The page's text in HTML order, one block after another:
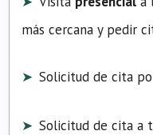
más cercana y pedir
Solicitud de cita
Solicitud de cita a